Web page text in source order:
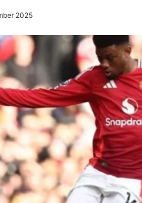
2025